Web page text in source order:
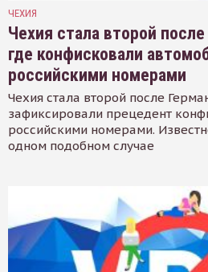
ЧЕХИЯ
Чехия стала второй
где конфисковали
российскими номерами
Чехия стала второй после
зафиксировали прецедент
российскими номерами.
одном подобном случае